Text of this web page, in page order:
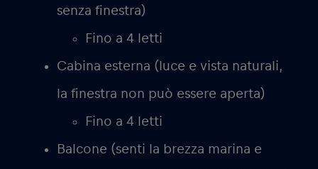
senza finestra)
Fino a 4 letti
Cabina esterna (luce e vista naturali,
la finestra non può essere aperta)
Fino a 4 letti
Balcone (senti la brezza marina e